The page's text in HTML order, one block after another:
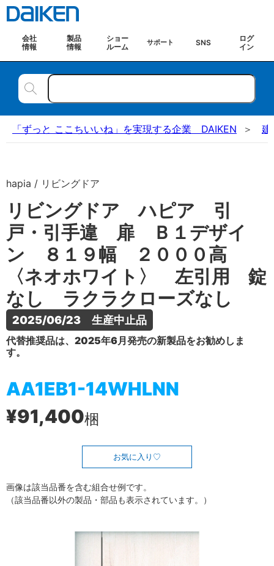
会社
情報
製品
情報
ショー
ルーム
サポート SNS
ログ
イン
「ずっと ここちいいね」を実現する企業 DAIKEN 建
hapia / リビングドア
リビングドア ハピア 引
戸・引手違 扉 Ｂ１デザイ
ン ８１９幅 ２０００高
〈ネオホワイト〉 左引用 錠
なし ラクラクローズなし
2025/06/23　生産中止品
代替推奨品は、2025年6月発売の新製品をお勧めしま
す。
AA1EB1-14WHLNN
¥91,400梱
お気に入り
画像は該当品番を含む組合せ例です。
（該当品番以外の製品・部品も表示されています。）